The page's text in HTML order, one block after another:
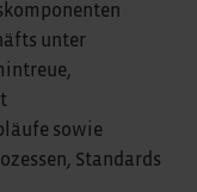
unter
sowie
Standards